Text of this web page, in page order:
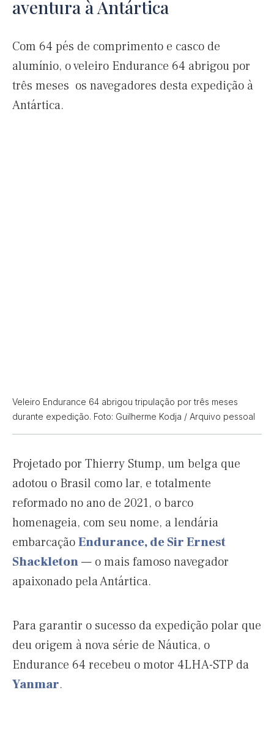
aventura à Antártica
Com 64 pés de comprimento e casco de
alumínio, o veleiro Endurance 64 abrigou por
três meses os navegadores desta expedição à
Antártica.
Veleiro Endurance 64 abrigou tripulação por três meses
durante expedição. Foto: Guilherme Kodja / Arquivo pessoal
Projetado por Thierry Stump, um belga que
adotou o Brasil como lar, e totalmente
reformado no ano de 2021, o barco
homenageia, com seu nome, a lendária
embarcaçãoEndurance, de Sir Ernest
Shackleton— o mais famoso navegador
apaixonado pela Antártica.
Para garantir o sucesso da expedição polar que
deu origem à nova série de Náutica, o
Endurance 64 recebeu o motor 4LHA-STP da
Yanmar.